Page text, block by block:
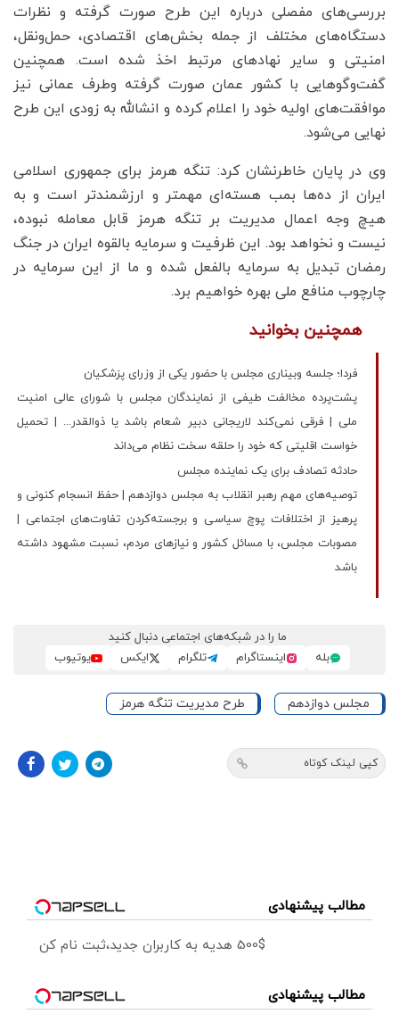
بررسی‌های مفصلی درباره این طرح صورت گرفته و نظرات
دستگاه‌های مختلف از جمله بخش‌های اقتصادی، حمل‌ونقل،
امنیتی و سایر نهادهای مرتبط اخذ شده است. همچنین
گفت‌وگوهایی با کشور عمان صورت گرفته وطرف عمانی نیز
موافقت‌های اولیه خود را اعلام کرده و انشالله به زودی این طرح
نهایی می‌شود.
وی در پایان خاطرنشان کرد: تنگه هرمز برای جمهوری اسلامی
ایران از ده‌ها بمب هسته‌ای مهمتر و ارزشمندتر است و به
هیچ وجه اعمال مدیریت بر تنگه هرمز قابل معامله نبوده،
نیست و نخواهد بود. این ظرفیت و سرمایه بالقوه ایران در جنگ
رمضان تبدیل به سرمایه بالفعل شده و ما از این سرمایه در
چارچوب منافع ملی بهره خواهیم برد.
همچنین بخوانید
فردا؛ جلسه وبیناری مجلس با حضور یکی از وزرای پزشکیان
پشت‌پرده مخالفت طیفی از نمایندگان مجلس با شورای عالی امنیت
ملی | فرقی نمی‌کند لاریجانی دبیر شعام باشد یا ذوالقدر... | تحمیل
خواست اقلیتی که خود را حلقه سخت نظام می‌داند
حادثه تصادف برای یک نماینده مجلس
توصیه‌های مهم رهبر انقلاب به مجلس دوازدهم | حفظ انسجام کنونی و
پرهیز از اختلافات پوچ سیاسی و برجسته‌‌کردن تفاوت‌های اجتماعی |
مصوبات مجلس، با مسائل کشور و نیاز‌های مردم، نسبت مشهود داشته
باشد
ما را در شبکه‌های اجتماعی دنبال کنید
بله
اینستاگرام تلگرام ایکس یوتیوب
مجلس دوازدهم طرح مدیریت تنگه هرمز
کپی لینک کوتاه
مطالب پیشنهادی
500$ هدیه به کاربران جدید،ثبت نام کن
مطالب پیشنهادی